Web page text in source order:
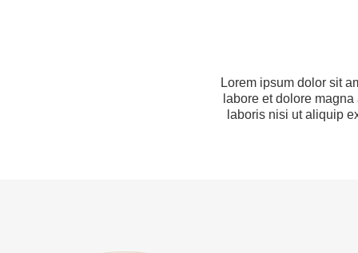
Lorem ipsum dolor sit
labore et dolore
laboris nisi ut aliquip